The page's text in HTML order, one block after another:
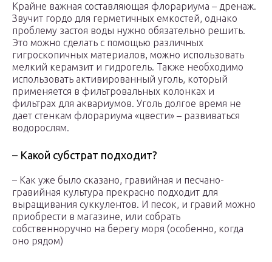
Крайне важная составляющая флорариума – дренаж.
Звучит гордо для герметичных емкостей, однако
проблему застоя воды нужно обязательно решить.
Это можно сделать с помощью различных
гигроскопичных материалов, можно использовать
мелкий керамзит и гидрогель. Также необходимо
использовать активированный уголь, который
применяется в фильтровальных колонках и
фильтрах для аквариумов. Уголь долгое время не
дает стенкам флорариума «цвести» – развиваться
водорослям.
– Какой субстрат подходит?
– Как уже было сказано, гравийная и песчано-
гравийная культура прекрасно подходит для
выращивания суккулентов. И песок, и гравий можно
приобрести в магазине, или собрать
собственноручно на берегу моря (особенно, когда
оно рядом)